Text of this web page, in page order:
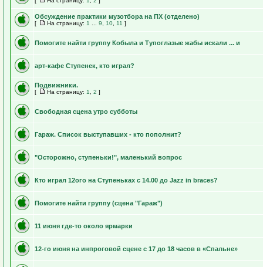
Обсуждение практики музотбора на ПХ (отделено)
[ На страницу: 1 9 10 11 ]
Помогите найти группу Кобыла и Тупоглазые жабы искали ... и
арт-кафе Ступенек, кто играл?
Подвижники.
[ На страницу: 1 2 ]
Свободная сцена утро субботы
Гараж. Список выступавших - кто пополнит?
"Осторожно, ступеньки!", маленький вопрос
Кто играл 12ого на Ступеньках с 14.00 до Jazz in braces?
Помогите найти группу (сцена "Гараж")
11 июня где-то около ярмарки
12-го июня на инпроговой сцене с 17 до 18 часов в «Спальне»